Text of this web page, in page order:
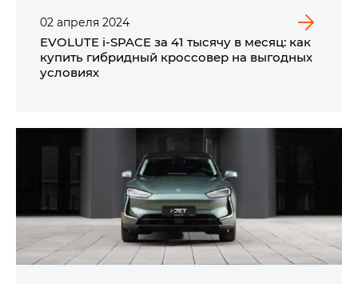
02 апреля 2024
EVOLUTE i‑SPACE за 41 тысячу в месяц: как
купить гибридный кроссовер на выгодных
условиях